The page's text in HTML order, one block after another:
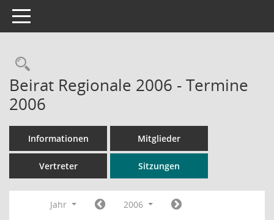
Toggle navigation
Rechercheauswahl
Beirat Regionale 2006 - Termine
2006
Informationen Mitglieder
Vertreter Sitzungen
Jahr
2006